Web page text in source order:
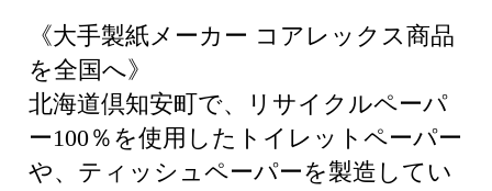
《大手製紙メーカー コアレックス商品
を全国へ》
北海道倶知安町で、リサイクルペーパ
ー100％を使用したトイレットペーパー
や、ティッシュペーパーを製造してい